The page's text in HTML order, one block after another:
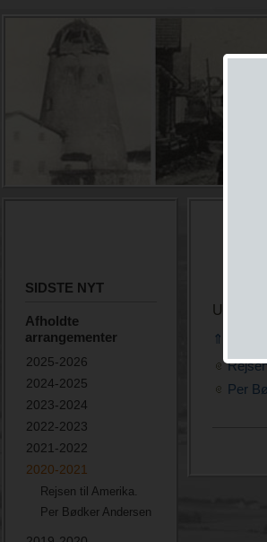
SIDSTE NYT
Afholdte
arrangementer
2025-2026
2024-2025
2023-2024
2022-2023
2021-2022
2020-2021
Rejsen til Amerika.
Per Bødker Andersen
⇑ ..
Per